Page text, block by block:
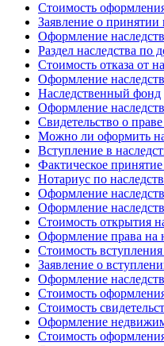
Стоимость
Заявление о принятии
Оформление
Раздел наследства по
Стоимость отказа от
Оформление
Наследственный фонд
Оформление
Свидетельство о
Можно ли оформить
Вступление в
Фактическое принятие
Нотариус по
Оформление
Оформление
Стоимость открытия
Оформление права на
Стоимость вступления
Заявление о
Оформление
Стоимость
Стоимость
Оформление
Стоимость